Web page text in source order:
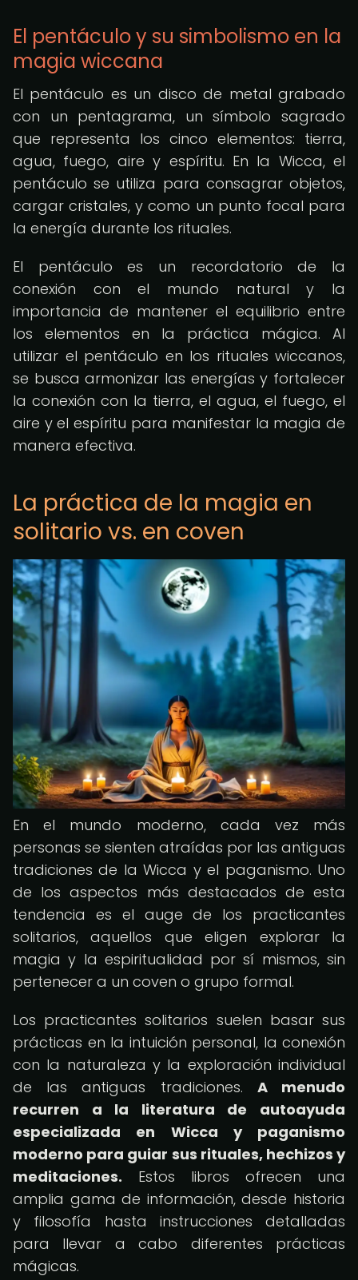
El pentáculo y su simbolismo en la
magia wiccana
El pentáculo es un disco de metal grabado
con un pentagrama, un símbolo sagrado
que representa los cinco elementos: tierra,
agua, fuego, aire y espíritu. En la Wicca, el
pentáculo se utiliza para consagrar objetos,
cargar cristales, y como un punto focal para
la energía durante los rituales.
El pentáculo es un recordatorio de la
conexión con el mundo natural y la
importancia de mantener el equilibrio entre
los elementos en la práctica mágica. Al
utilizar el pentáculo en los rituales wiccanos,
se busca armonizar las energías y fortalecer
la conexión con la tierra, el agua, el fuego, el
aire y el espíritu para manifestar la magia de
manera efectiva.
La práctica de la magia en
solitario vs. en coven
En el mundo moderno, cada vez más
personas se sienten atraídas por las antiguas
tradiciones de la Wicca y el paganismo. Uno
de los aspectos más destacados de esta
tendencia es el auge de los practicantes
solitarios, aquellos que eligen explorar la
magia y la espiritualidad por sí mismos, sin
pertenecer a un coven o grupo formal.
Los practicantes solitarios suelen basar sus
prácticas en la intuición personal, la conexión
con la naturaleza y la exploración individual
de las antiguas tradiciones. A menudo
recurren a la literatura de autoayuda
especializada en Wicca y paganismo
moderno para guiar sus rituales, hechizos y
meditaciones. Estos libros ofrecen una
amplia gama de información, desde historia
y filosofía hasta instrucciones detalladas
para llevar a cabo diferentes prácticas
mágicas.